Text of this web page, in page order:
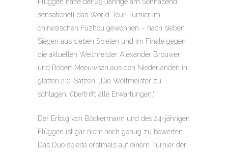
sensationell das World-Tour-Turnier im
chinesischen Fuzhou gewonnen – nach sieben
Siegen aus sieben Spielen und im Finale gegen
die aktuellen Weltmeister Alexander Brouwer
und Robert Meeuwsen aus den Niederlanden in
glatten 2:0-Sätzen: „Die Weltmeister zu
schlagen, übertrifft alle Erwartungen.“
Der Erfolg von Böckermann und des 24-jährigen
Flüggen ist gar nicht hoch genug zu bewerten.
Das Duo spielte erstmals auf einem Turnier der